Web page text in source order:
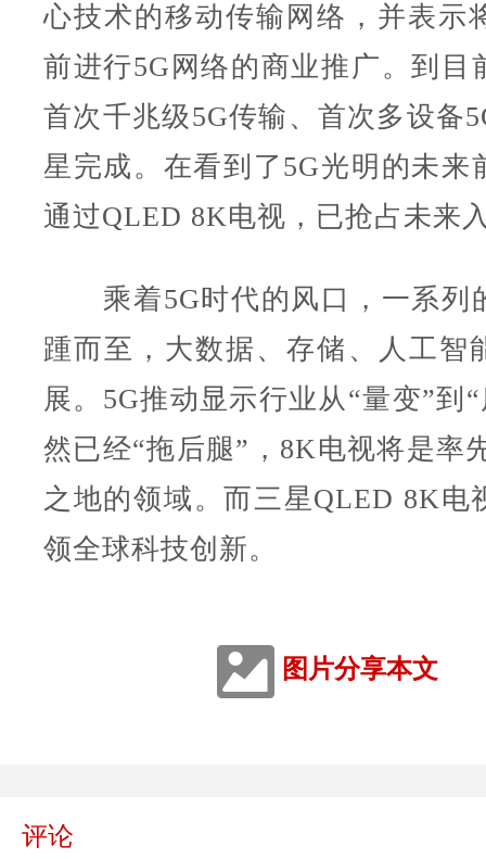
心技术的移动传输网络，并表示
前进行5G网络的商业推广。到目
首次千兆级5G传输、首次多设备
星完成。在看到了5G光明的未来
通过QLED 8K电视，已抢占未来
乘着5G时代的风口，一系列
踵而至，大数据、存储、人工智
展。5G推动显示行业从“量变”到
然已经“拖后腿”，8K电视将是率
之地的领域。而三星QLED 8K电
领全球科技创新。
图片分享本文
评论